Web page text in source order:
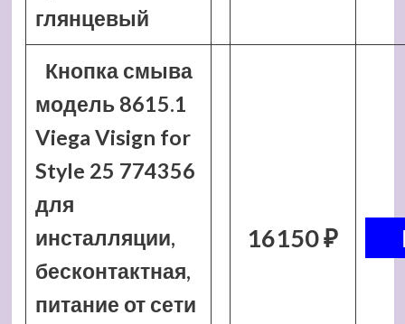
глянцевый
Кнопка смыва
модель 8615.1
Viega Visign for
Style 25 774356
для
инсталляции,
бесконтактная,
питание от сети
16150 ₽